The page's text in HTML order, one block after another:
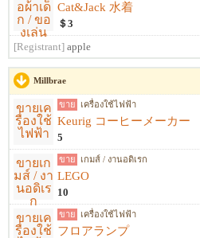
Cat&Jack 水着
＄3
[Registrant] apple
Millbrae
ขาย เครื่องใช้ไฟฟ้า
Keurig コーヒーメーカー
5
ขาย เกมส์ / งานอดิเรก
LEGO
10
ขาย เครื่องใช้ไฟฟ้า
フロアランプ